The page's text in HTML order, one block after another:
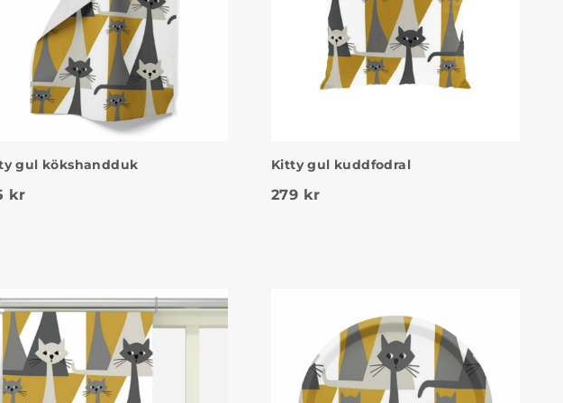
gul kökshandduk
kr
Kitty gul kuddfodral
279 kr